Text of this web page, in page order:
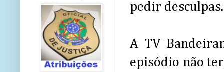
pedir desculpas.
A TV
episódio não